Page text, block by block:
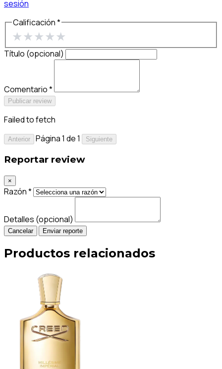
sesión
Calificación *
★★★★★
Título (opcional)
Comentario *
Publicar review
Failed to fetch
Anterior Página 1 de 1 Siguiente
Reportar review
×
Razón *
Detalles (opcional)
Cancelar Enviar reporte
Productos relacionados